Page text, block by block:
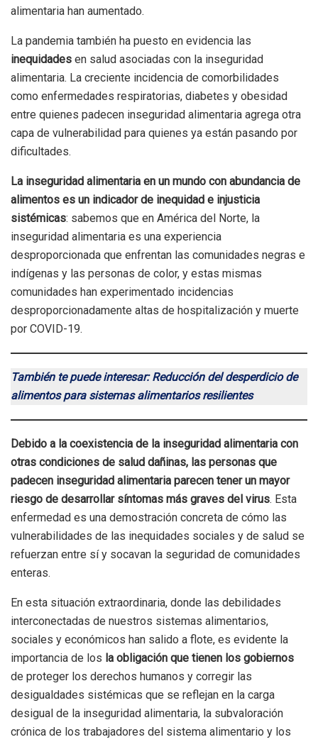
alimentaria han aumentado.
La pandemia también ha puesto en evidencia las
inequidades en salud asociadas con la inseguridad
alimentaria. La creciente incidencia de comorbilidades
como enfermedades respiratorias, diabetes y obesidad
entre quienes padecen inseguridad alimentaria agrega otra
capa de vulnerabilidad para quienes ya están pasando por
dificultades.
La inseguridad alimentaria en un mundo con abundancia de
alimentos es un indicador de inequidad e injusticia
sistémicas: sabemos que en América del Norte, la
inseguridad alimentaria es una experiencia
desproporcionada que enfrentan las comunidades negras e
indígenas y las personas de color, y estas mismas
comunidades han experimentado incidencias
desproporcionadamente altas de hospitalización y muerte
por COVID-19.
También te puede interesar: Reducción del desperdicio de
alimentos para sistemas alimentarios resilientes
Debido a la coexistencia de la inseguridad alimentaria con
otras condiciones de salud dañinas, las personas que
padecen inseguridad alimentaria parecen tener un mayor
riesgo de desarrollar síntomas más graves del virus. Esta
enfermedad es una demostración concreta de cómo las
vulnerabilidades de las inequidades sociales y de salud se
refuerzan entre sí y socavan la seguridad de comunidades
enteras.
En esta situación extraordinaria, donde las debilidades
interconectadas de nuestros sistemas alimentarios,
sociales y económicos han salido a flote, es evidente la
importancia de los la obligación que tienen los gobiernos
de proteger los derechos humanos y corregir las
desigualdades sistémicas que se reflejan en la carga
desigual de la inseguridad alimentaria, la subvaloración
crónica de los trabajadores del sistema alimentario y los